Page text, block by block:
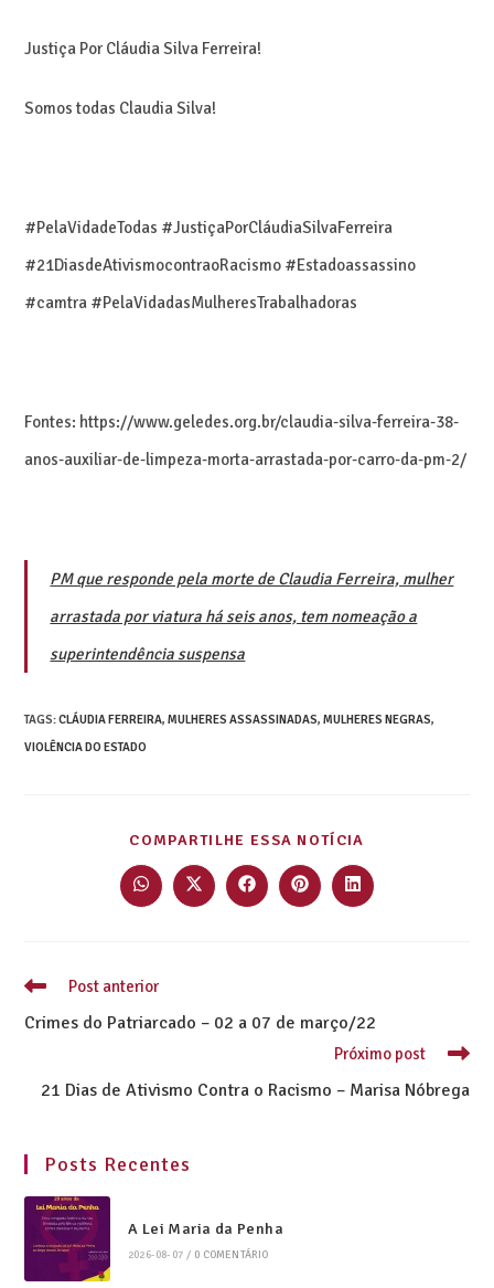
Justiça Por Cláudia Silva Ferreira!
Somos todas Claudia Silva!
#PelaVidadeTodas #JustiçaPorCláudiaSilvaFerreira
#21DiasdeAtivismocontraoRacismo #Estadoassassino
#camtra #PelaVidadasMulheresTrabalhadoras
Fontes: https://www.geledes.org.br/claudia-silva-ferreira-38-
anos-auxiliar-de-limpeza-morta-arrastada-por-carro-da-pm-2/
PM que responde pela morte de Claudia Ferreira, mulher
arrastada por viatura há seis anos, tem nomeação a
superintendência suspensa
TAGS:CLÁUDIA FERREIRA, MULHERES ASSASSINADAS, MULHERES NEGRAS,
VIOLÊNCIA DO ESTADO
COMPARTILHE ESSA NOTÍCIA
Post anterior
Crimes do Patriarcado – 02 a 07 de março/22
Próximo post
21 Dias de Ativismo Contra o Racismo – Marisa Nóbrega
Posts Recentes
A Lei Maria da Penha
2026-08-07 / 0 COMENTÁRIO